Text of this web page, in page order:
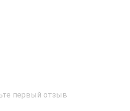
первый отзыв